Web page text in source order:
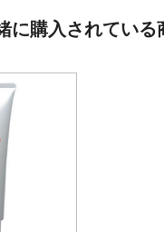
に購入されている